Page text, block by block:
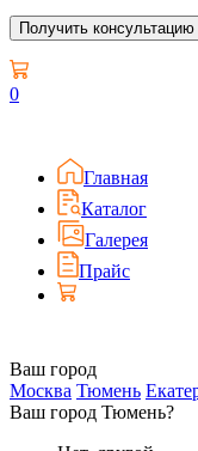
Получить консультацию
0
Главная
Каталог
Галерея
Прайс
Ваш город
Москва Тюмень
Ваш город Тюмень?